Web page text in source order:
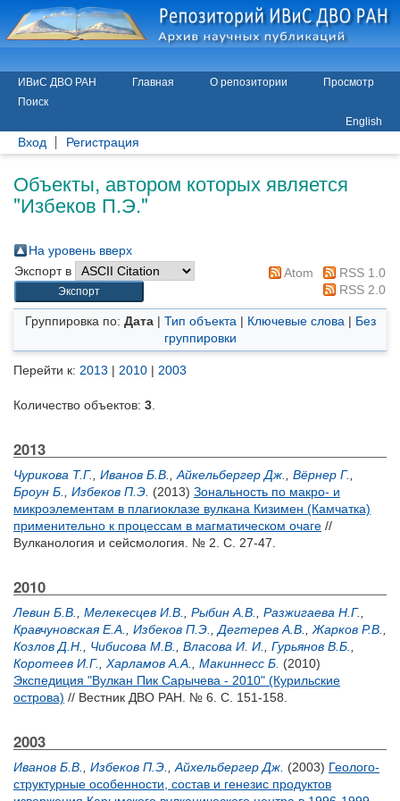
ИВиС ДВО РАН Главная О репозитории
Просмотр
Поиск
English
Вход Регистрация
Объекты, автором которых является
"Избеков П.Э."
На уровень вверх
Экспорт в
Atom
RSS 1.0
RSS 2.0
Группировка по: Дата| Тип объекта | Ключевые слова | Без
группировки
Перейти к: 2013 | 2010 | 2003
Количество объектов: 3
2013
Чурикова Т.Г. Иванов Б.В. Айкельбергер Дж. Вёрнер Г.
Броун Б.
Избеков П.Э. (2013) Зональность по макро- и
микроэлементам в плагиоклазе вулкана Кизимен (Камчатка)
применительно к процессам в магматическом очаге //
Вулканология и сейсмология. № 2. С. 27-47.
2010
Левин Б.В. Мелекесцев И.В. Рыбин А.В. Разжигаева Н.Г.
Кравчуновская Е.А.
Избеков П.Э. Дегтерев А.В. Жарков Р.В.
Козлов Д.Н.
Чибисова М.В. Власова И. И. Гурьянов В.Б.
Коротеев И.Г.
Харламов А.А. Макиннесс Б. (2010)
Экспедиция "Вулкан Пик Сарычева - 2010" (Курильские
острова) // Вестник ДВО РАН. № 6. С. 151-158.
2003
Иванов Б.В. Избеков П.Э. Айхельбергер Дж. (2003) Геолого-
структурные особенности, состав и генезис продуктов